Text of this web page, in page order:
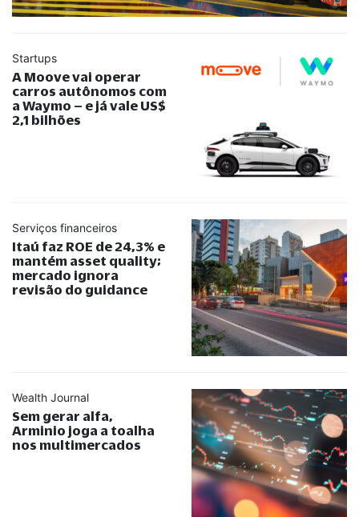
Startups
A Moove vai operar
carros autônomos com
a Waymo – e já vale US$
2,1 bilhões
Serviços financeiros
Itaú faz ROE de 24,3% e
mantém asset quality;
mercado ignora
revisão do guidance
Wealth Journal
Sem gerar alfa,
Arminio joga a toalha
nos multimercados